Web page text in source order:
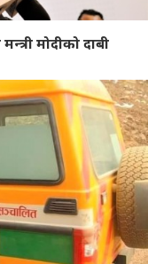
मोदीको दाबी